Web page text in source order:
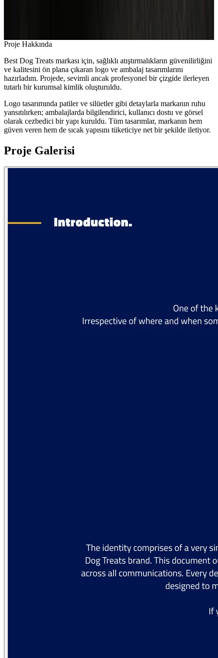
Proje Hakkında
Best Dog Treats markası için, sağlıklı atıştırmalıkların güvenilirliğini
ve kalitesini ön plana çıkaran logo ve ambalaj tasarımlarını
hazırladım. Projede, sevimli ancak profesyonel bir çizgide ilerleyen
tutarlı bir kurumsal kimlik oluşturuldu.
Logo tasarımında patiler ve silüetler gibi detaylarla markanın ruhu
yansıtılırken; ambalajlarda bilgilendirici, kullanıcı dostu ve görsel
olarak cezbedici bir yapı kuruldu. Tüm tasarımlar, markanın hem
güven veren hem de sıcak yapısını tüketiciye net bir şekilde iletiyor.
Proje Galerisi